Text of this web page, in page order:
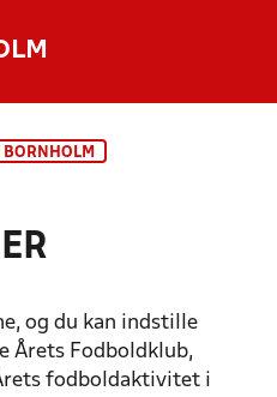
BORNHOLM
og du kan indstille
Årets Fodboldklub,
fodboldaktivitet i